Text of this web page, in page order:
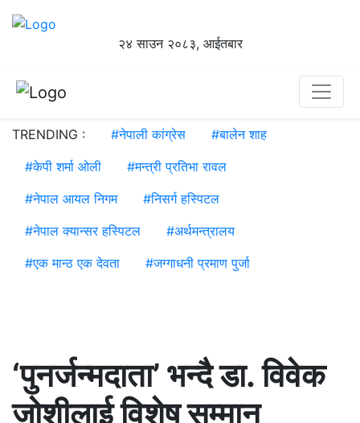
२४ साउन २०८३, आईतबार
TRENDING : #नेपाली कांग्रेस #बालेन शाह
#केपी शर्मा ओली #मन्त्री प्रतिभा रावल
#नेपाल आयल निगम #निसर्ग हस्पिटल
#नेपाल क्यान्सर हस्पिटल #अर्थमन्त्रालय
#एक मान्ठ एक देवता #जग्गाधनी प्रमाण पुर्जा
‘पुनर्जन्मदाता’ भन्दै डा. विवेक
जोशीलाई विशेष सम्मान